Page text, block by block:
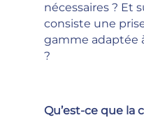
nécessaires ? Et
consiste une
gamme adaptée
?
Qu’est-ce que la